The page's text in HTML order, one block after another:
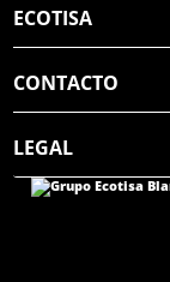
ECOTISA
CONTACTO
LEGAL